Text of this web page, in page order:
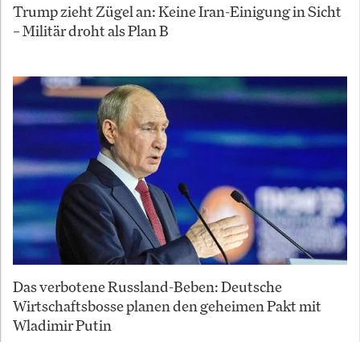
Trump zieht Zügel an: Keine Iran-Einigung in Sicht
– Militär droht als Plan B
Das verbotene Russland-Beben: Deutsche
Wirtschaftsbosse planen den geheimen Pakt mit
Wladimir Putin